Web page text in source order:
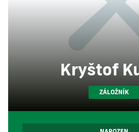
Kryštof
ZÁLOŽNÍK